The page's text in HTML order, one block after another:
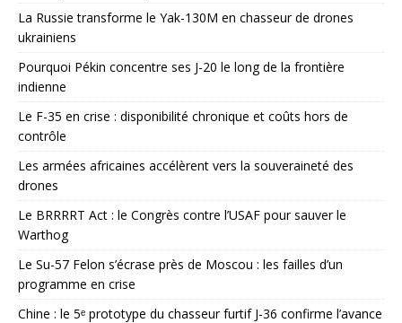
La Russie transforme le Yak-130M en chasseur de drones
ukrainiens
Pourquoi Pékin concentre ses J-20 le long de la frontière
indienne
Le F-35 en crise : disponibilité chronique et coûts hors de
contrôle
Les armées africaines accélèrent vers la souveraineté des
drones
Le BRRRRT Act : le Congrès contre l’USAF pour sauver le
Warthog
Le Su-57 Felon s’écrase près de Moscou : les failles d’un
programme en crise
Chine : le 5ᵉ prototype du chasseur furtif J-36 confirme l’avance